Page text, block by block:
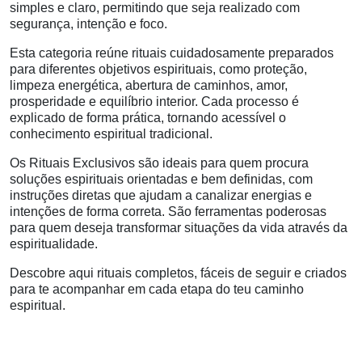
simples e claro, permitindo que seja realizado com
segurança, intenção e foco.
Esta categoria reúne rituais cuidadosamente preparados
para diferentes objetivos espirituais, como proteção,
limpeza energética, abertura de caminhos, amor,
prosperidade e equilíbrio interior. Cada processo é
explicado de forma prática, tornando acessível o
conhecimento espiritual tradicional.
Os Rituais Exclusivos são ideais para quem procura
soluções espirituais orientadas e bem definidas, com
instruções diretas que ajudam a canalizar energias e
intenções de forma correta. São ferramentas poderosas
para quem deseja transformar situações da vida através da
espiritualidade.
Descobre aqui rituais completos, fáceis de seguir e criados
para te acompanhar em cada etapa do teu caminho
espiritual.